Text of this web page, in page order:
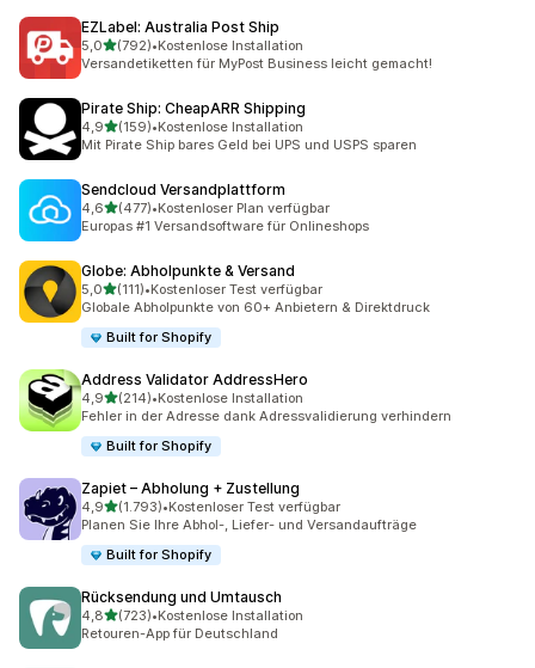
EZLabel: Australia Post Ship
5,0von 5 Sternen
(792)
792 Rezensionen insgesamt
•Kostenlose Installation
Versandetiketten für MyPost Business leicht gemacht!
Pirate Ship: CheapARR Shipping
4,9von 5 Sternen
(159)
159 Rezensionen insgesamt
•Kostenlose Installation
Mit Pirate Ship bares Geld bei UPS und USPS sparen
Sendcloud Versandplattform
4,6von 5 Sternen
(477)
477 Rezensionen insgesamt
•Kostenloser Plan verfügbar
Europas #1 Versandsoftware für Onlineshops
Globe: Abholpunkte & Versand
5,0von 5 Sternen
(111)
111 Rezensionen insgesamt
•Kostenloser Test verfügbar
Globale Abholpunkte von 60+ Anbietern & Direktdruck
Built for Shopify
Address Validator AddressHero
4,9von 5 Sternen
(214)
214 Rezensionen insgesamt
•Kostenlose Installation
Fehler in der Adresse dank Adressvalidierung verhindern
Built for Shopify
Zapiet – Abholung + Zustellung
4,9von 5 Sternen
(1.793)
1793 Rezensionen insgesamt
•Kostenloser Test verfügbar
Planen Sie Ihre Abhol-, Liefer- und Versandaufträge
Built for Shopify
Rücksendung und Umtausch
4,8von 5 Sternen
(723)
723 Rezensionen insgesamt
•Kostenlose Installation
Retouren-App für Deutschland